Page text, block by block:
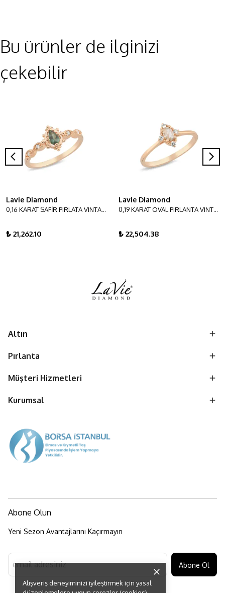
Alışveriş deneyiminizi iyileştirmek için yasal
Bu ürünler de ilginizi
çekebilir
Lavie Diamond
0,16 KARAT SAFİR PIRLATA VINTAGE YÜZÜK
₺ 21,262.10
Lavie Diamond
0,19 KARAT OVAL PIRLANTA VINTAGE YÜZÜK
₺ 22,504.38
Altın
Pırlanta
Müşteri Hizmetleri
Kurumsal
Abone Olun
Yeni Sezon Avantajlarını Kaçırmayın
Abone Ol